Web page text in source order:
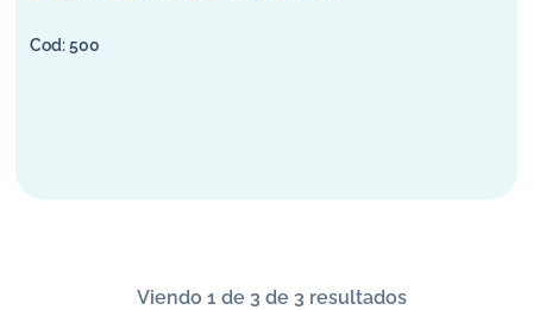
500
Viendo 1 de 3 de 3 resultados